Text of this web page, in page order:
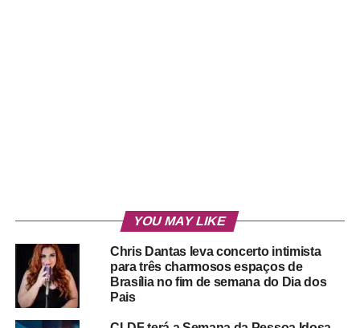
YOU MAY LIKE
Chris Dantas leva concerto intimista
para três charmosos espaços de
Brasília no fim de semana do Dia dos
Pais